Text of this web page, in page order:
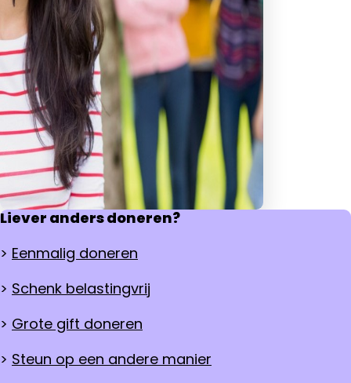
Liever anders doneren?
> Eenmalig doneren
> Schenk belastingvrij
> Grote gift doneren
> Steun op een andere manier